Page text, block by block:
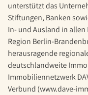
unterstützt das
Stiftungen, Banken
In- und Ausland in
Region Berlin-
herausragende
deutschlandweite
Immobiliennetzwerk
Verbund (www.dave-